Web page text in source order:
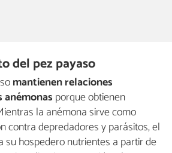
del pez payaso
mantienen relaciones
porque obtienen
la anémona sirve como
contra depredadores y parásitos, el
su hospedero nutrientes a partir de